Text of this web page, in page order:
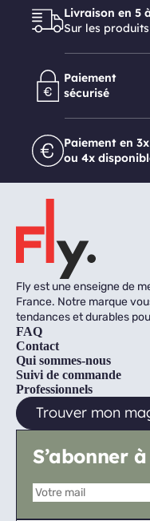
Livraison en 5
Sur les
Paiement
sécurisé
Paiement en 3x
ou 4x
Fly est une enseigne de
France. Notre marque
tendances et durables
FAQ
Contact
Qui sommes-nous
Suivi de commande
Professionnels
Trouver mon
S’abonner